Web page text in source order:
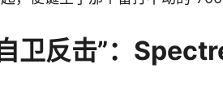
卫反击”：